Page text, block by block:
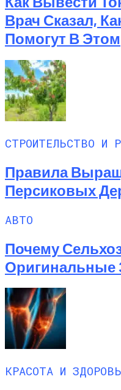
Врач Сказал,
Помогут В Этом
СТРОИТЕЛЬСТВО И
Правила
Персиковых
АВТО
Почему
Оригинальные
КРАСОТА И